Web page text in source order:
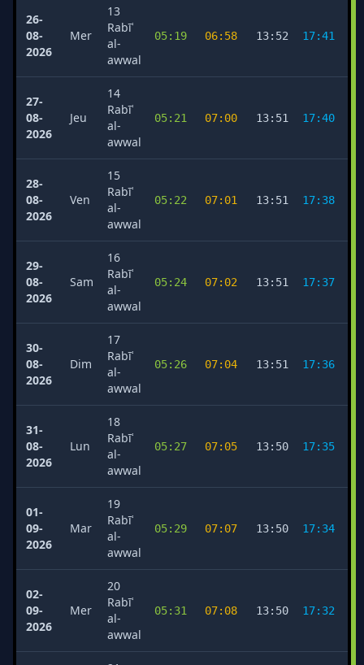
26-
08-
2026
Mer
13
Rabīʿ
al-
awwal
05:19 06:58 13:52 17:41
27-
08-
2026
Jeu
14
Rabīʿ
al-
awwal
05:21 07:00 13:51 17:40
28-
08-
2026
Ven
15
Rabīʿ
al-
awwal
05:22 07:01 13:51 17:38
29-
08-
2026
Sam
16
Rabīʿ
al-
awwal
05:24 07:02 13:51 17:37
30-
08-
2026
Dim
17
Rabīʿ
al-
awwal
05:26 07:04 13:51 17:36
31-
08-
2026
Lun
18
Rabīʿ
al-
awwal
05:27 07:05 13:50 17:35
01-
09-
2026
Mar
19
Rabīʿ
al-
awwal
05:29 07:07 13:50 17:34
02-
09-
2026
Mer
20
Rabīʿ
al-
awwal
05:31 07:08 13:50 17:32